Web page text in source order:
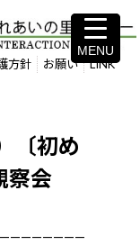
方針 お願い LINK
〔初め
察会
MENU
MENU